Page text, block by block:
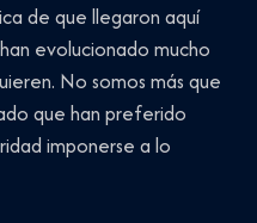
de que llegaron aquí
evolucionado mucho
No somos más que
que han preferido
imponerse a lo